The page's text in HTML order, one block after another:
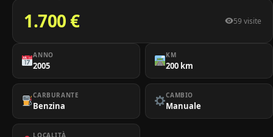
1.700 € 59 visite
ANNO
2005
KM
200 km
CARBURANTE
Benzina
CAMBIO
Manuale
LOCALITÀ